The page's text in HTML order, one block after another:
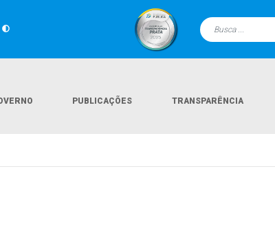
PUBLICAÇÕES TRANSPARÊNCIA